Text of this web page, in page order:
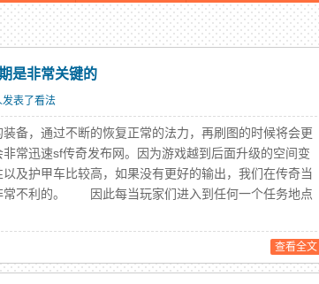
是非常关键的
发表了看法
，通过不断的恢复正常的法力，再刷图的时候将会更
常迅速sf传奇发布网。因为游戏越到后面升级的空间变
及护甲车比较高，如果没有更好的输出，我们在传奇当
常不利的。 因此每当玩家们进入到任何一个任务地点
查看全文